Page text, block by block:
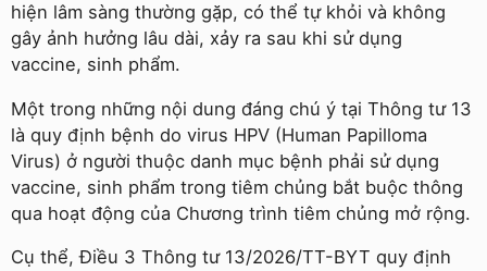
hiện lâm sàng thường gặp, có thể tự khỏi và không
gây ảnh hưởng lâu dài, xảy ra sau khi sử dụng
vaccine, sinh phẩm.
Một trong những nội dung đáng chú ý tại Thông tư 13
là quy định bệnh do virus HPV (Human Papilloma
Virus) ở người thuộc danh mục bệnh phải sử dụng
vaccine, sinh phẩm trong tiêm chủng bắt buộc thông
qua hoạt động của Chương trình tiêm chủng mở rộng.
Cụ thể, Điều 3 Thông tư 13/2026/TT-BYT quy định